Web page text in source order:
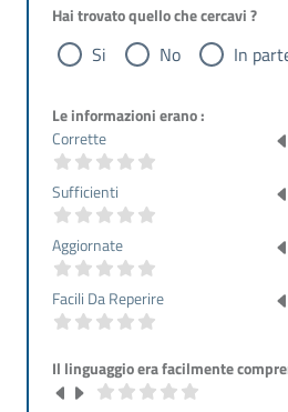
Hai trovato quello che cercavi ?
Si No In
Le informazioni erano :
Corrette
Sufficienti
Aggiornate
Facili Da Reperire
Il linguaggio era facilmente